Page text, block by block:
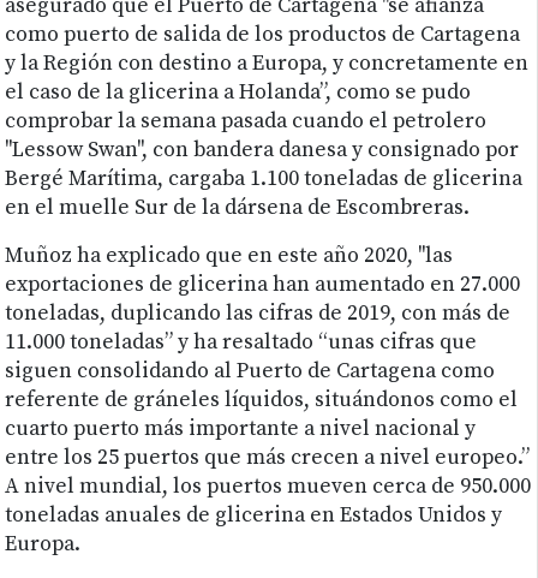
asegurado que el Puerto de Cartagena "se afianza
como puerto de salida de los productos de Cartagena
y la Región con destino a Europa, y concretamente en
el caso de la glicerina a Holanda”, como se pudo
comprobar la semana pasada cuando el petrolero
"Lessow Swan", con bandera danesa y consignado por
Bergé Marítima, cargaba 1.100 toneladas de glicerina
en el muelle Sur de la dársena de Escombreras.
Muñoz ha explicado que en este año 2020, "las
exportaciones de glicerina han aumentado en 27.000
toneladas, duplicando las cifras de 2019, con más de
11.000 toneladas” y ha resaltado “unas cifras que
siguen consolidando al Puerto de Cartagena como
referente de gráneles líquidos, situándonos como el
cuarto puerto más importante a nivel nacional y
entre los 25 puertos que más crecen a nivel europeo.”
A nivel mundial, los puertos mueven cerca de 950.000
toneladas anuales de glicerina en Estados Unidos y
Europa.